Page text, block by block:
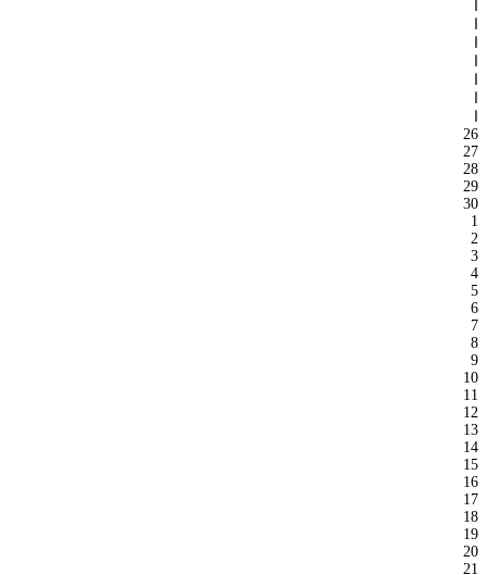
26
27
28
29
30
1
2
3
4
5
6
7
8
9
10
11
12
13
14
15
16
17
18
19
20
21